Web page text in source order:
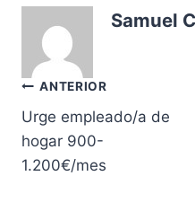
Samuel
Navegación
de
entradas
ANTERIOR
Urge empleado/a de
hogar 900-
1.200€/mes